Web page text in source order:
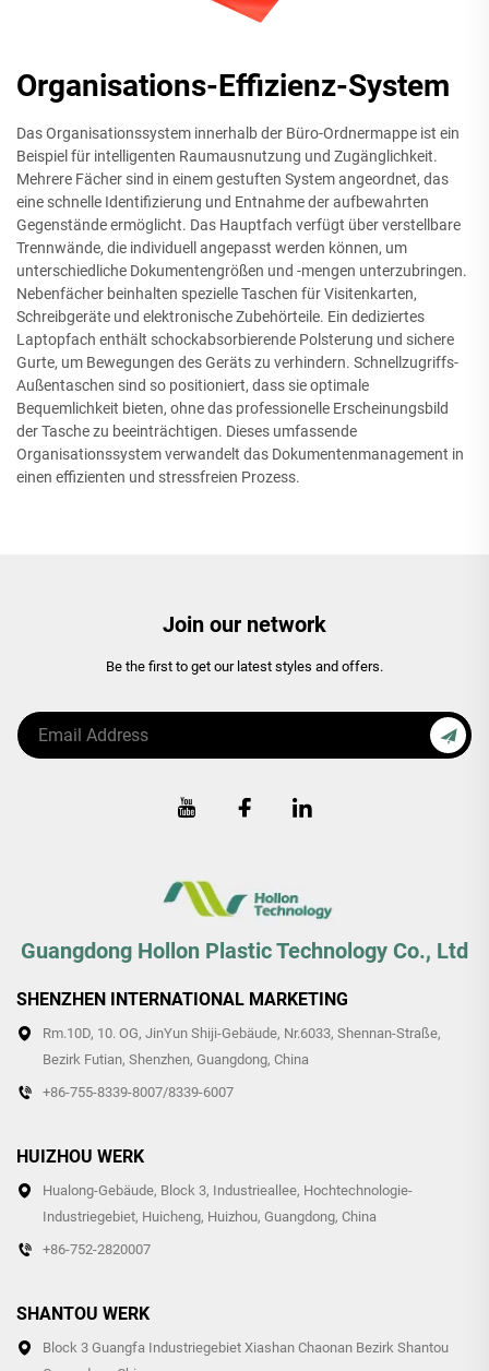
Organisations-Effizienz-System
Das Organisationssystem innerhalb der Büro-Ordnermappe ist ein
Beispiel für intelligenten Raumausnutzung und Zugänglichkeit.
Mehrere Fächer sind in einem gestuften System angeordnet, das
eine schnelle Identifizierung und Entnahme der aufbewahrten
Gegenstände ermöglicht. Das Hauptfach verfügt über verstellbare
Trennwände, die individuell angepasst werden können, um
unterschiedliche Dokumentengrößen und -mengen unterzubringen.
Nebenfächer beinhalten spezielle Taschen für Visitenkarten,
Schreibgeräte und elektronische Zubehörteile. Ein dediziertes
Laptopfach enthält schockabsorbierende Polsterung und sichere
Gurte, um Bewegungen des Geräts zu verhindern. Schnellzugriffs-
Außentaschen sind so positioniert, dass sie optimale
Bequemlichkeit bieten, ohne das professionelle Erscheinungsbild
der Tasche zu beeinträchtigen. Dieses umfassende
Organisationssystem verwandelt das Dokumentenmanagement in
einen effizienten und stressfreien Prozess.
Join our network
Be the first to get our latest styles and offers.
Guangdong Hollon Plastic Technology Co., Ltd
SHENZHEN INTERNATIONAL MARKETING
Rm.10D, 10. OG, JinYun Shiji-Gebäude, Nr.6033, Shennan-Straße,
Bezirk Futian, Shenzhen, Guangdong, China
+86-755-8339-8007/8339-6007
HUIZHOU WERK
Hualong-Gebäude, Block 3, Industrieallee, Hochtechnologie-
Industriegebiet, Huicheng, Huizhou, Guangdong, China
+86-752-2820007
SHANTOU WERK
Block 3 Guangfa Industriegebiet Xiashan Chaonan Bezirk Shantou